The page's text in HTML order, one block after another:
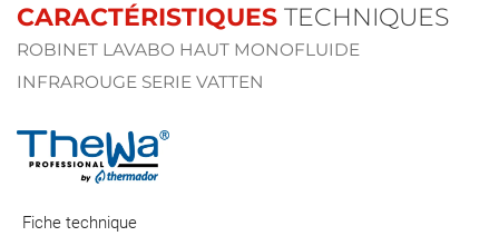
CARACTÉRISTIQUES TECHNIQUES
ROBINET LAVABO HAUT MONOFLUIDE
INFRAROUGE SERIE VATTEN
Fiche technique